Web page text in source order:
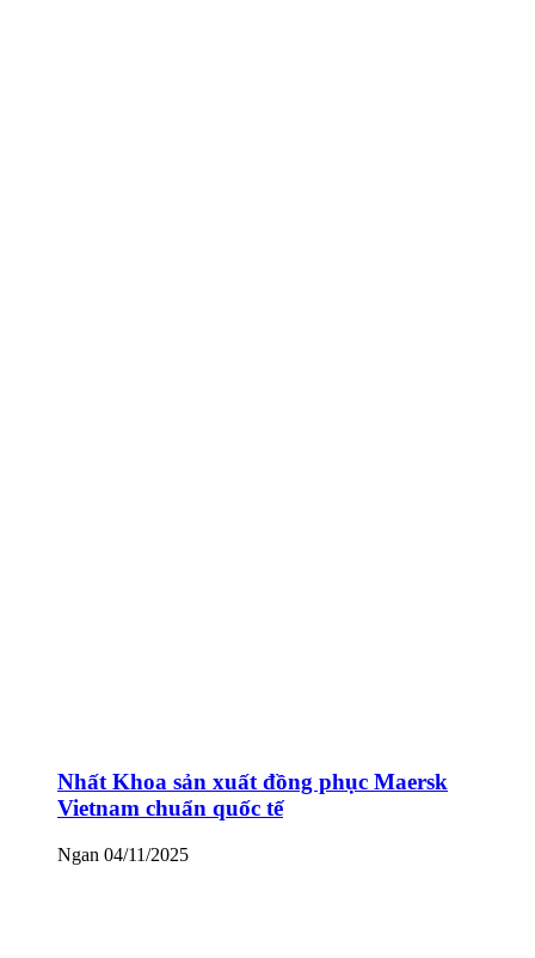
Nhất Khoa sản xuất đồng phục Maersk
Vietnam chuẩn quốc tế
Ngan 04/11/2025